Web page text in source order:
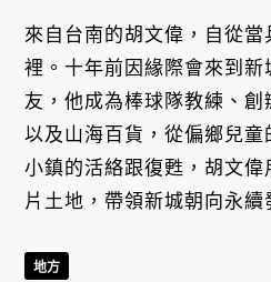
來自台南的胡文偉，自從
裡。十年前因緣際會來到新
友，他成為棒球隊教練、
以及山海百貨，從偏鄉兒童
小鎮的活絡跟復甦，胡文
片土地，帶領新城朝向永續
地方